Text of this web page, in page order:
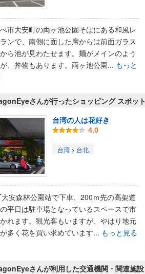
市大安町の両ヶ池公園そばにある和風レ
ンで、南側に面した席からは前面ガラス
ら池が見わたせます。麺がメインのよう
、丼物もあります。両ヶ池公園... もっと
さんが行ったショッピング スポット
台湾の人は花好き
4.0
台湾 > 台北
安森林公園站で下車、200ｍ先の高架道
平日は駐車場となっているスペースで市
れます。観光客もいますが、やはり地元
多く花を買い求めています... もっと見る
さんが利用した交通機関・関連施設